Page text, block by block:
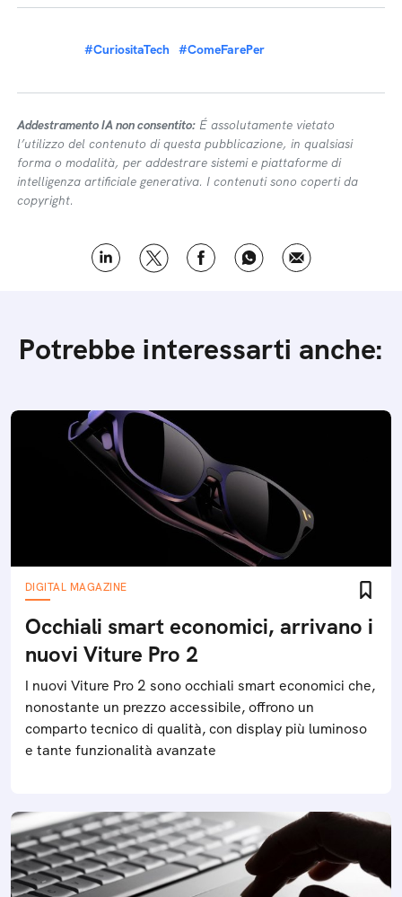
#CuriositaTech #ComeFarePer
Addestramento IA non consentito: É assolutamente vietato
l’utilizzo del contenuto di questa pubblicazione, in qualsiasi
forma o modalità, per addestrare sistemi e piattaforme di
intelligenza artificiale generativa. I contenuti sono coperti da
copyright.
Potrebbe interessarti anche:
DIGITAL MAGAZINE
Occhiali smart economici, arrivano i
nuovi Viture Pro 2
I nuovi Viture Pro 2 sono occhiali smart economici che,
nonostante un prezzo accessibile, offrono un
comparto tecnico di qualità, con display più luminoso
e tante funzionalità avanzate